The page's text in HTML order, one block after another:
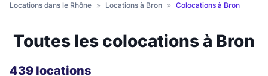
Que recherchez-vous ?
Logement entier
Colocation
Locations dans le Rhône » Locations à Bron » Colocations à Bron
Toutes les colocations à Bron
439 locations